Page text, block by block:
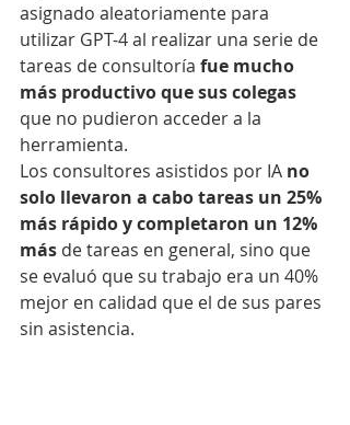
asignado aleatoriamente para
utilizar GPT-4 al realizar una serie de
tareas de consultoría fue mucho
más productivo que sus colegas
que no pudieron acceder a la
herramienta.
Los consultores asistidos por IA no
solo llevaron a cabo tareas un 25%
más rápido y completaron un 12%
más de tareas en general, sino que
se evaluó que su trabajo era un 40%
mejor en calidad que el de sus pares
sin asistencia.